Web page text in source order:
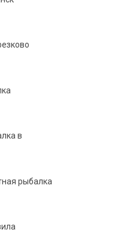
в
рыбалка